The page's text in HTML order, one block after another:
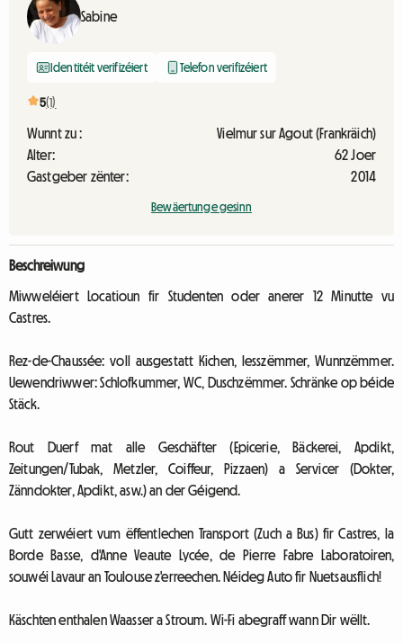
Sabine
Identitéit verifizéiert Telefon verifizéiert
5(1)
Wunnt zu :
Vielmur sur Agout (Frankräich)
Alter:
62 Joer
Gastgeber zënter:
2014
Bewäertunge gesinn
Beschreiwung
Miwweléiert Locatioun fir Studenten oder anerer 12 Minutte vu
Castres.
Rez-de-Chaussée: voll ausgestatt Kichen, Iesszëmmer, Wunnzëmmer.
Uewendriwwer: Schlofkummer, WC, Duschzëmmer. Schränke op béide
Stäck.
Rout Duerf mat alle Geschäfter (Epicerie, Bäckerei, Apdikt,
Zeitungen/Tubak, Metzler, Coiffeur, Pizzaen) a Servicer (Dokter,
Zänndokter, Apdikt, asw.) an der Géigend.
Gutt zerwéiert vum ëffentlechen Transport (Zuch a Bus) fir Castres, la
Borde Basse, d'Anne Veaute Lycée, de Pierre Fabre Laboratoiren,
souwéi Lavaur an Toulouse z'erreechen. Néideg Auto fir Nuetsausflich!
Käschten enthalen Waasser a Stroum. Wi-Fi abegraff wann Dir wëllt.